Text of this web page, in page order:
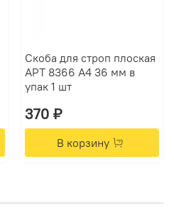
Скоба для строп плоская
АРТ 8366 А4 36 мм в
упак 1 шт
370 ₽
В корзину